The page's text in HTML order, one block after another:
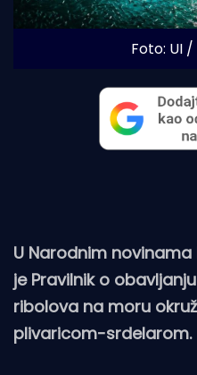
Foto: UI
U Narodnim
je Pravilnik o
ribolova na moru
plivaricom-srdelarom.